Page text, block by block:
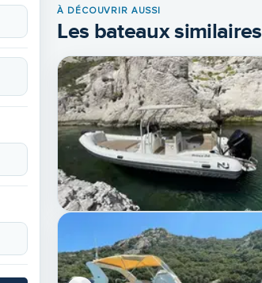
À DÉCOUVRIR AUSSI
Les bateaux similaires